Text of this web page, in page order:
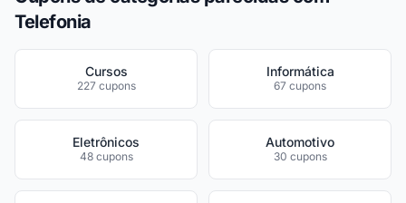
Telefonia
Cursos
227 cupons
Informática
67 cupons
Eletrônicos
48 cupons
Automotivo
30 cupons